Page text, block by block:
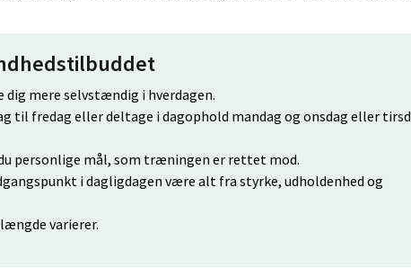
mere selvstændig i hverdagen.
til fredag eller deltage i dagophold mandag og onsdag eller
personlige mål, som træningen er rettet mod.
i dagligdagen være alt fra styrke, udholdenhed og
varierer.